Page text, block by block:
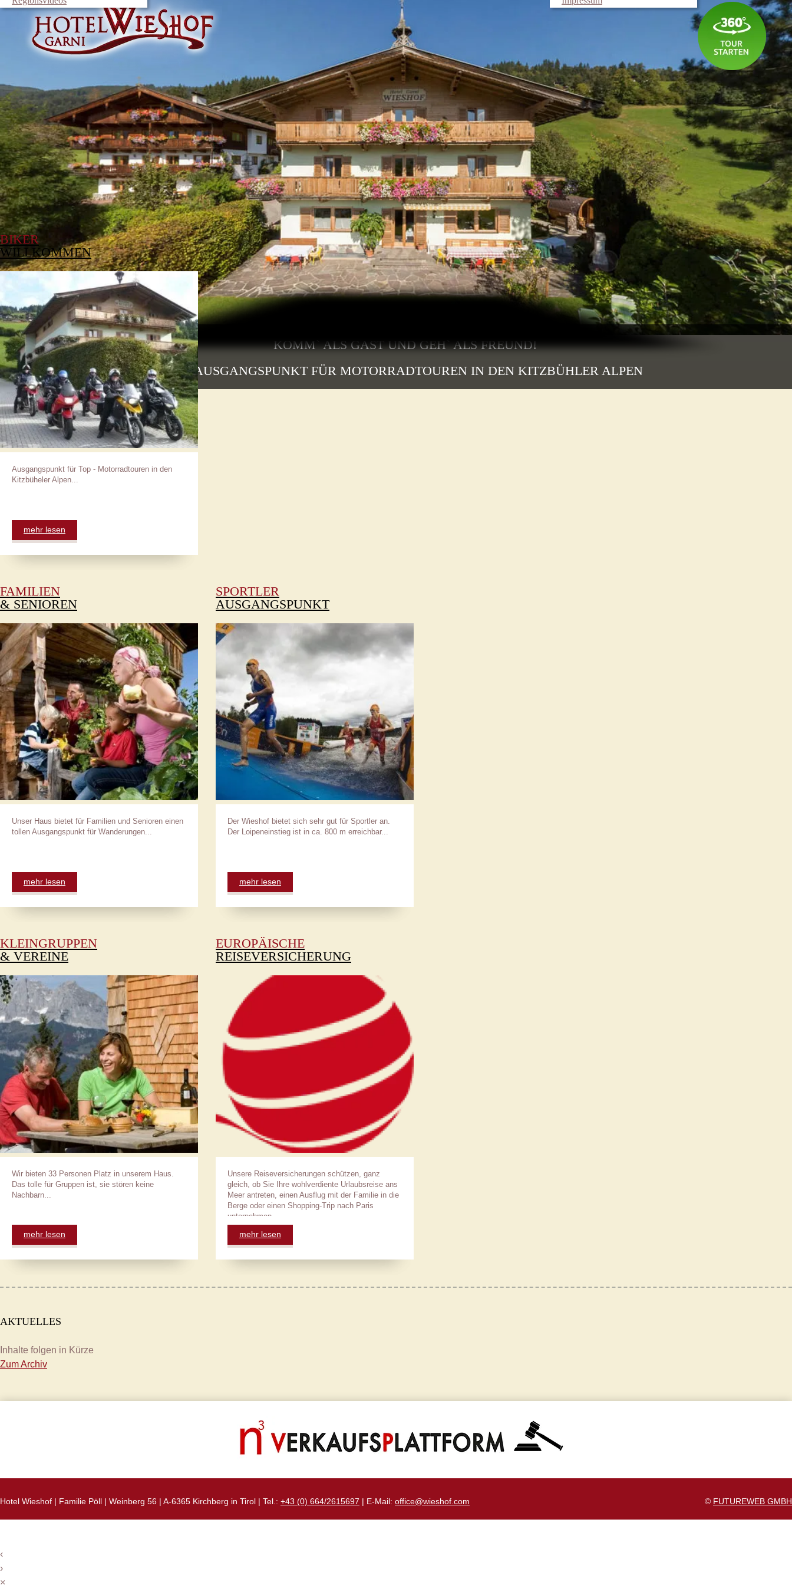
KOMM` ALS GAST UND GEH` ALS FREUND!
TOP AUSGANGSPUNKT FÜR MOTORRADTOUREN IN DEN KITZBÜHLER ALPEN
BIKER
WILLKOMMEN
Ausgangspunkt für Top - Motorradtouren in den
Kitzbüheler Alpen...
mehr lesen
FAMILIEN
& SENIOREN
Unser Haus bietet für Familien und Senioren einen
tollen Ausgangspunkt für Wanderungen...
mehr lesen
SPORTLER
AUSGANGSPUNKT
Der Wieshof bietet sich sehr gut für Sportler an.
Der Loipeneinstieg ist in ca. 800 m erreichbar...
mehr lesen
KLEINGRUPPEN
& VEREINE
Wir bieten 33 Personen Platz in unserem Haus.
Das tolle für Gruppen ist, sie stören keine
Nachbarn...
mehr lesen
EUROPÄISCHE
REISEVERSICHERUNG
Unsere Reiseversicherungen schützen, ganz
gleich, ob Sie Ihre wohlverdiente Urlaubsreise ans
Meer antreten, einen Ausflug mit der Familie in die
Berge oder einen Shopping-Trip nach Paris
unternehmen.
mehr lesen
AKTUELLES
Inhalte folgen in Kürze
Zum Archiv
Hotel Wieshof | Familie Pöll | Weinberg 56 | A-6365 Kirchberg in Tirol | Tel.: +43 (0) 664/2615697 | E-Mail: office@wieshof.com © FUTUREWEB GMBH
‹
›
×